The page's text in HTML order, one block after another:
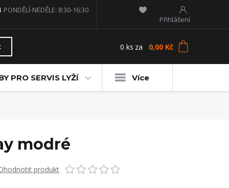
Přihlášení
PONDĚLÍ-NEDĚLE: 8:30-16:30
0 ks za 0,00 Kč
PRO SERVIS LYŽÍ Více
modré
produkt